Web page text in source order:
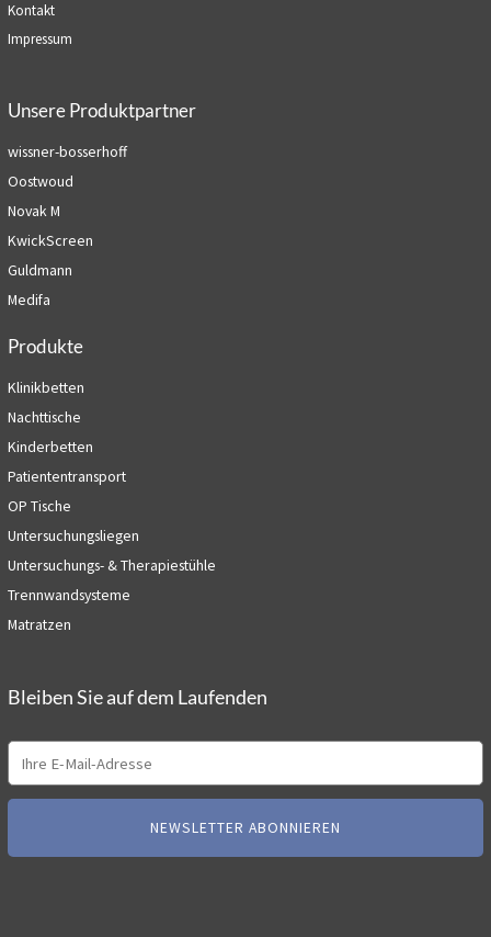
Kontakt
Impressum
Unsere Produktpartner
wissner-bosserhoff
Oostwoud
Novak M
KwickScreen
Guldmann
Medifa
Produkte
Klinikbetten
Nachttische
Kinderbetten
Patiententransport
OP Tische
Untersuchungsliegen
Untersuchungs- & Therapiestühle
Trennwandsysteme
Matratzen
Bleiben Sie auf dem Laufenden